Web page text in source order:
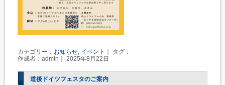
カテゴリー： お知らせ イベント ｜ タグ：
作成者：admin｜ 2025年8月22日
道後ドイツフェスタのご案内